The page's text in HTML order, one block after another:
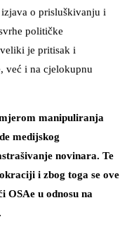
o prisluškivanju i
političke
je pritisak i
već i na cjelokupnu
manipuliranja
medijskog
novinara. Te
i zbog toga se ove
OSAe u odnosu na